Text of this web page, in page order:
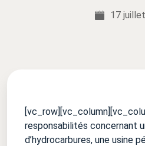
17
responsabilités concernant
d’hydrocarbures, une usine